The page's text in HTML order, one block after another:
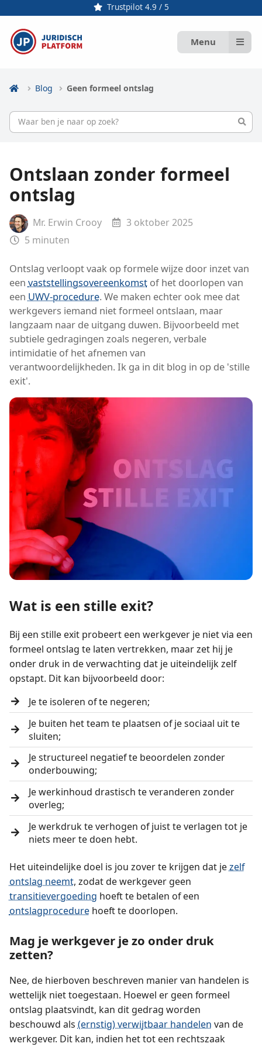
Trustpilot 4.9 / 5
Menu
Blog Geen formeel ontslag
Ontslaan zonder formeel
ontslag
Mr. Erwin Crooy
3 oktober 2025
5 minuten
Ontslag verloopt vaak op formele wijze door inzet van
een vaststellings­overeenkomstof het doorlopen van
een UWV-procedure. We maken echter ook mee dat
werkgevers iemand niet formeel ontslaan, maar
langzaam naar de uitgang duwen. Bijvoorbeeld met
subtiele gedragingen zoals negeren, verbale
intimidatie of het afnemen van
verantwoordelijkheden. Ik ga in dit blog in op de 'stille
exit'.
Wat is een stille exit?
Bij een stille exit probeert een werkgever je niet via een
formeel ontslag te laten vertrekken, maar zet hij je
onder druk in de verwachting dat je uiteindelijk zelf
opstapt. Dit kan bijvoorbeeld door:
Je te isoleren of te negeren;
Je buiten het team te plaatsen of je sociaal uit te
sluiten;
Je structureel negatief te beoordelen zonder
onderbouwing;
Je werkinhoud drastisch te veranderen zonder
overleg;
Je werkdruk te verhogen of juist te verlagen tot je
niets meer te doen hebt.
Het uiteindelijke doel is jou zover te krijgen dat jezelf
ontslag neemt, zodat de werkgever geen
transitievergoeding hoeft te betalen of een
ontslagprocedurehoeft te doorlopen.
Mag je werkgever je zo onder druk
zetten?
Nee, de hierboven beschreven manier van handelen is
wettelijk niet toegestaan. Hoewel er geen formeel
ontslag plaatsvindt, kan dit gedrag worden
beschouwd als (ernstig) verwijtbaar handelen van de
werkgever. Dit kan, indien het tot een rechtszaak